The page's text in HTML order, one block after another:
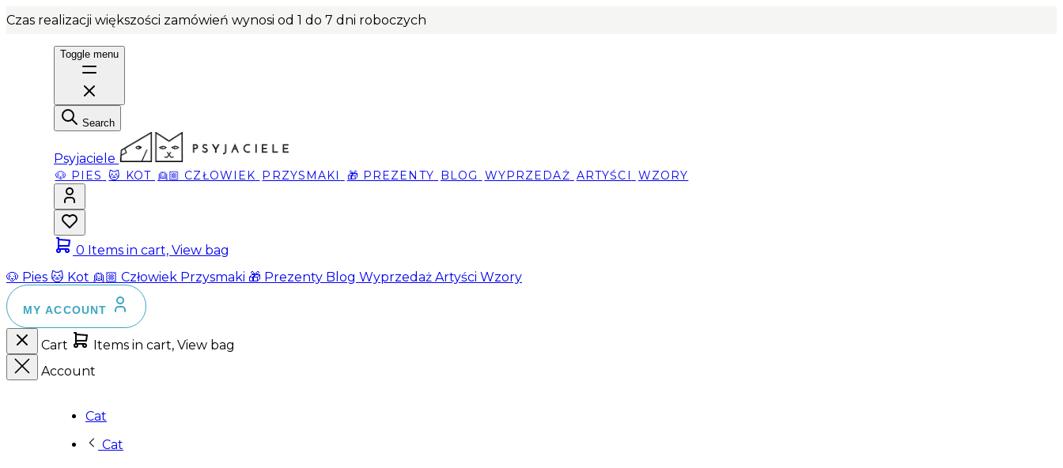
Czas realizacji większości zamówień wynosi od 1 do 7 dni roboczych
Toggle menu
Search
Psyjaciele
🐶 PIES 🐱 KOT 👱🏼 CZŁOWIEK PRZYSMAKI 🎁 PREZENTY BLOG WYPRZEDAŻ ARTYŚCI WZORY
0 Items in cart, View bag
🐶 Pies 🐱 Kot 👱🏼 Człowiek Przysmaki 🎁 Prezenty Blog Wyprzedaż Artyści Wzory
MY ACCOUNT
Cart
Items in cart, View bag
Account
Cat
Cat